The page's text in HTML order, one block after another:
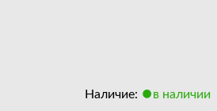
Наличие: в наличии